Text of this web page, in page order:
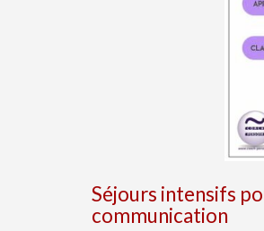
Séjours intensifs
communication